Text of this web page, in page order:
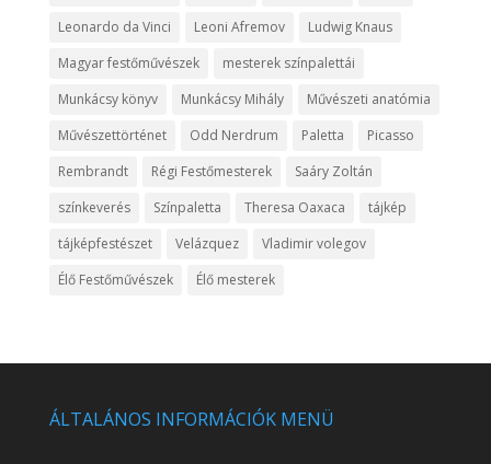
Leonardo da Vinci
Leoni Afremov
Ludwig Knaus
Magyar festőművészek
mesterek színpalettái
Munkácsy könyv
Munkácsy Mihály
Művészeti anatómia
Művészettörténet
Odd Nerdrum Paletta
Picasso
Rembrandt
Régi Festőmesterek
Saáry Zoltán
színkeverés
Színpaletta Theresa Oaxaca
tájkép
tájképfestészet
Velázquez
Vladimir volegov
Élő Festőművészek
Élő mesterek
ÁLTALÁNOS INFORMÁCIÓK MENÜ